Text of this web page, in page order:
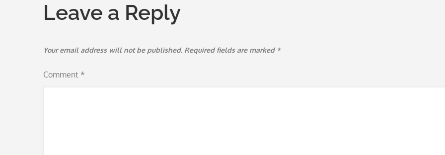
Leave a Reply
Your email address will not be published. Required fields are marked *
Comment *